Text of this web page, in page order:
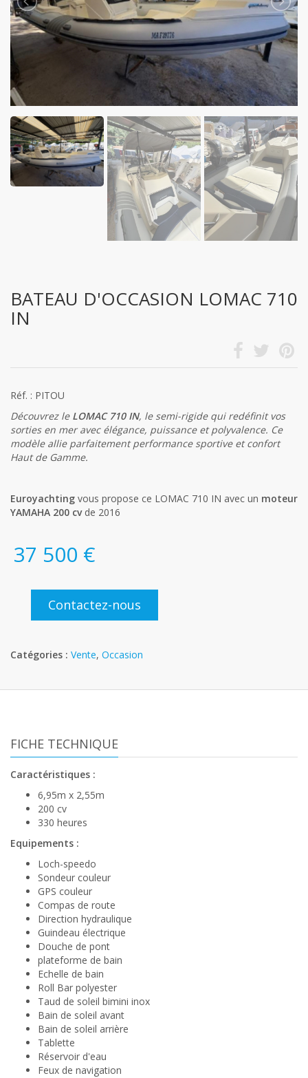
BATEAU D'OCCASION LOMAC 710
IN
Réf. : PITOU
Découvrez le LOMAC 710 IN, le semi-rigide qui redéfinit vos
sorties en mer avec élégance, puissance et polyvalence. Ce
modèle allie parfaitement performance sportive et confort
Haut de Gamme.
Euroyachting vous propose ce LOMAC 710 IN avec un moteur
YAMAHA 200 cv de 2016
37 500 €
Contactez-nous
Catégories : Vente, Occasion
FICHE TECHNIQUE
Caractéristiques :
6,95m x 2,55m
200 cv
330 heures
Equipements :
Loch-speedo
Sondeur couleur
GPS couleur
Compas de route
Direction hydraulique
Guindeau électrique
Douche de pont
plateforme de bain
Echelle de bain
Roll Bar polyester
Taud de soleil bimini inox
Bain de soleil avant
Bain de soleil arrière
Tablette
Réservoir d'eau
Feux de navigation